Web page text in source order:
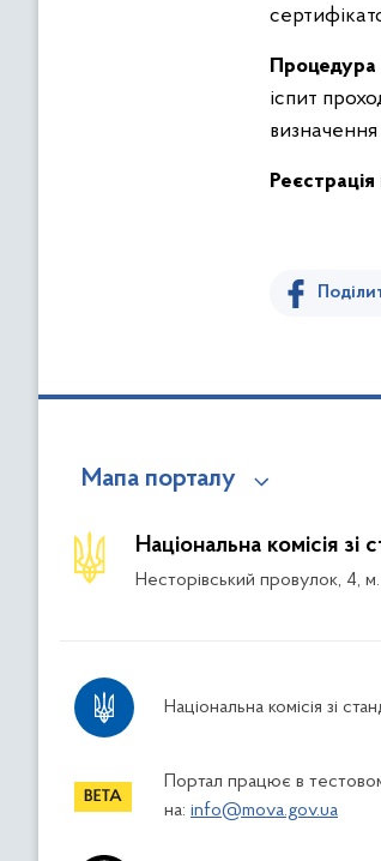
Процедура
іспит
Реєстрація
Мапа порталу
Національна комісія зі
Несторівський провулок, 4,
Національна комісія зі
Портал працює в
на: info@mova.gov.ua